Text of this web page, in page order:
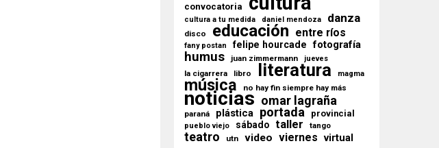
convocatoria
cultura a tu medida daniel mendoza danza
disco educación entre ríos
fany postan felipe hourcade fotografía
humus juan zimmermann jueves
la cigarrera libro literatura magma
música no hay fin siempre hay más
noticias omar lagraña
paraná plástica portada provincial
pueblo viejo sábado taller tango
teatro utn video viernes virtual